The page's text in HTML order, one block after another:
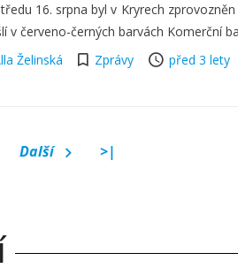
16. srpna byl v Kryrech
v červeno-černých barvách Komerční
Želinská
Zprávy před 3 lety
Další >|